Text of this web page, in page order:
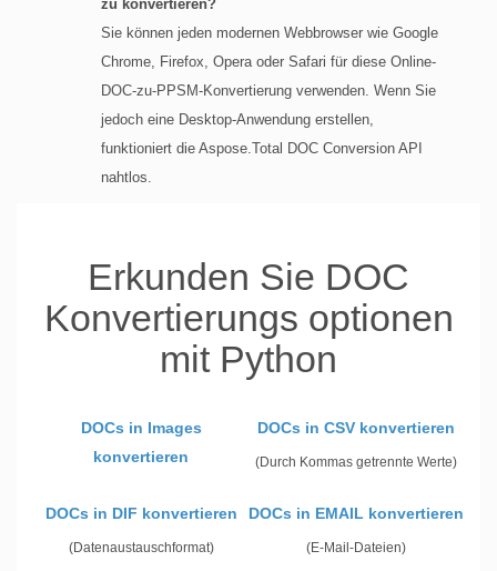
zu konvertieren?
Sie können jeden modernen Webbrowser wie Google
Chrome, Firefox, Opera oder Safari für diese Online-
DOC-zu-PPSM-Konvertierung verwenden. Wenn Sie
jedoch eine Desktop-Anwendung erstellen,
funktioniert die Aspose.Total DOC Conversion API
nahtlos.
Erkunden Sie DOC
Konvertierungs optionen
mit Python
DOCs in Images
konvertieren
DOCs in CSV konvertieren
(Durch Kommas getrennte Werte)
DOCs in DIF konvertieren
(Datenaustauschformat)
DOCs in EMAIL konvertieren
(E-Mail-Dateien)